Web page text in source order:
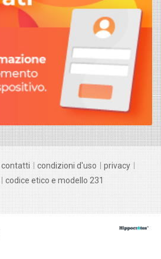
contatti condizioni d'uso
privacy
codice etico e modello 231